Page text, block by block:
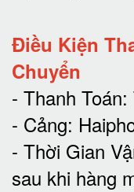
Điều Kiện
Chuyển
- Thanh
- Cảng:
- Thời Gian
sau khi hàng